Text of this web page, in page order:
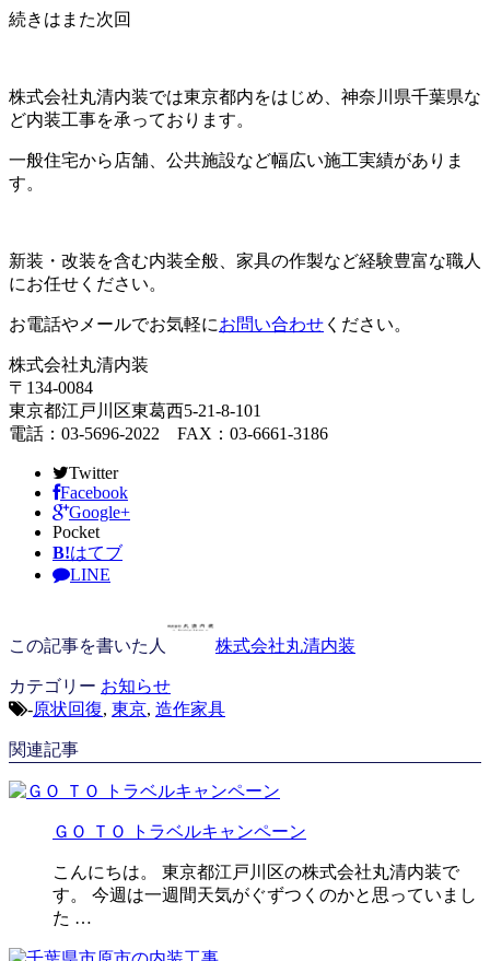
続きはまた次回
株式会社丸清内装では東京都内をはじめ、神奈川県千葉県な
ど内装工事を承っております。
一般住宅から店舗、公共施設など幅広い施工実績がありま
す。
新装・改装を含む内装全般、家具の作製など経験豊富な職人
にお任せください。
お電話やメールでお気軽にお問い合わせ ください。
株式会社丸清内装
〒134-0084
東京都江戸川区東葛西5-21-8-101
電話：03-5696-2022 FAX：03-6661-3186
Twitter
Facebook
Google+
Pocket
B!はてブ
LINE
この記事を書いた人 株式会社丸清内装
カテゴリー お知らせ
-原状回復, 東京, 造作家具
関連記事
ＧＯ ＴＯ トラベルキャンペーン
こんにちは。 東京都江戸川区の株式会社丸清内装で
す。 今週は一週間天気がぐずつくのかと思っていまし
た …